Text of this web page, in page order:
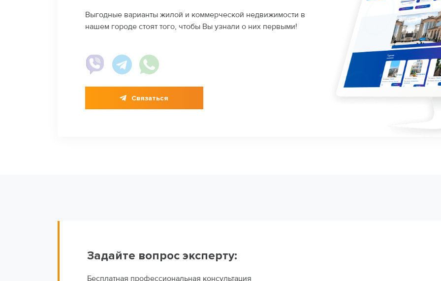
Выгодные варианты жилой и коммерческой недвижимости в
нашем городе стоят того, чтобы Вы узнали о них первыми!
Cвязаться
Задайте вопрос эксперту:
Бесплатная профессиональная консультация